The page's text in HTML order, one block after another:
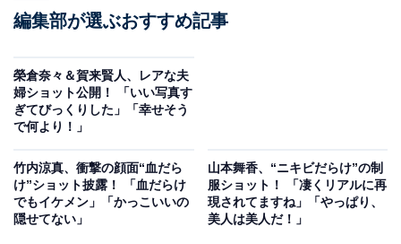
編集部が選ぶおすすめ記事
榮倉奈々＆賀来賢人、レアな夫
婦ショット公開！ 「いい写真す
ぎてびっくりした」「幸せそう
で何より！」
竹内涼真、衝撃の顔面“血だら
け”ショット披露！ 「血だらけ
でもイケメン」「かっこいいの
隠せてない」
山本舞香、“ニキビだらけ”の制
服ショット！ 「凄くリアルに再
現されてますね」「やっぱり、
美人は美人だ！」